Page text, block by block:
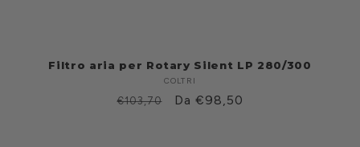
Filtro aria per Rotary Silent LP 280/300
Produttore:
COLTRI
Prezzo
€103,70
Prezzo
Da €98,50